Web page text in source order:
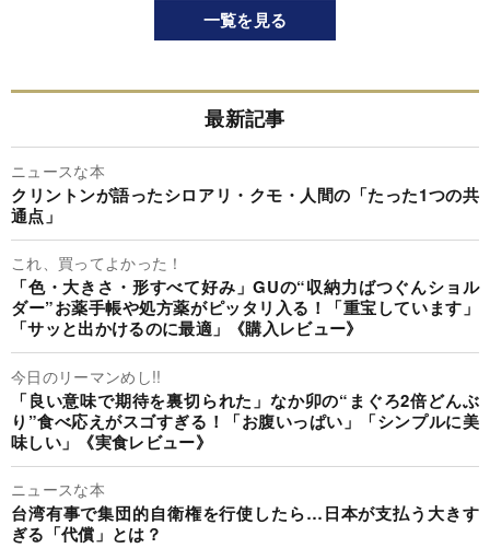
一覧を見る
最新記事
ニュースな本
クリントンが語ったシロアリ・クモ・人間の「たった1つの共
通点」
これ、買ってよかった！
「色・大きさ・形すべて好み」GUの“収納力ばつぐんショル
ダー”お薬手帳や処方薬がピッタリ入る！「重宝しています」
「サッと出かけるのに最適」《購入レビュー》
今日のリーマンめし!!
「良い意味で期待を裏切られた」なか卯の“まぐろ2倍どんぶ
り”食べ応えがスゴすぎる！「お腹いっぱい」「シンプルに美
味しい」《実食レビュー》
ニュースな本
台湾有事で集団的自衛権を行使したら…日本が支払う大きす
ぎる「代償」とは？